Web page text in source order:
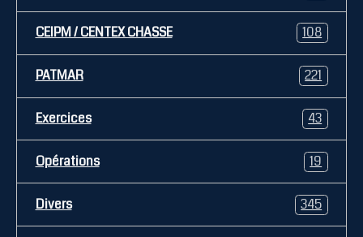
CEIPM / CENTEX CHASSE 108
PATMAR 221
Exercices 43
Opérations 19
Divers 345